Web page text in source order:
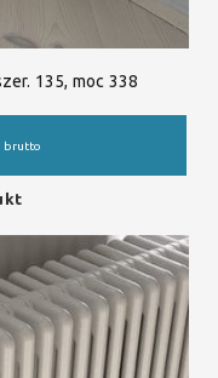
135, moc 338
brutto